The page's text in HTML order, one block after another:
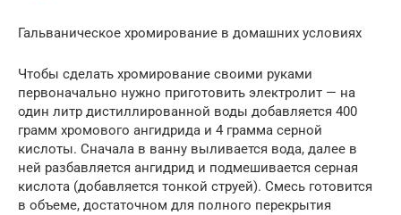
Гальваническое хромирование в домашних условиях
Чтобы сделать хромирование своими руками
первоначально нужно приготовить электролит — на
один литр дистиллированной воды добавляется 400
грамм хромового ангидрида и 4 грамма серной
кислоты. Сначала в ванну выливается вода, далее в
ней разбавляется ангидрид и подмешивается серная
кислота (добавляется тонкой струей). Смесь готовится
в объеме, достаточном для полного перекрытия